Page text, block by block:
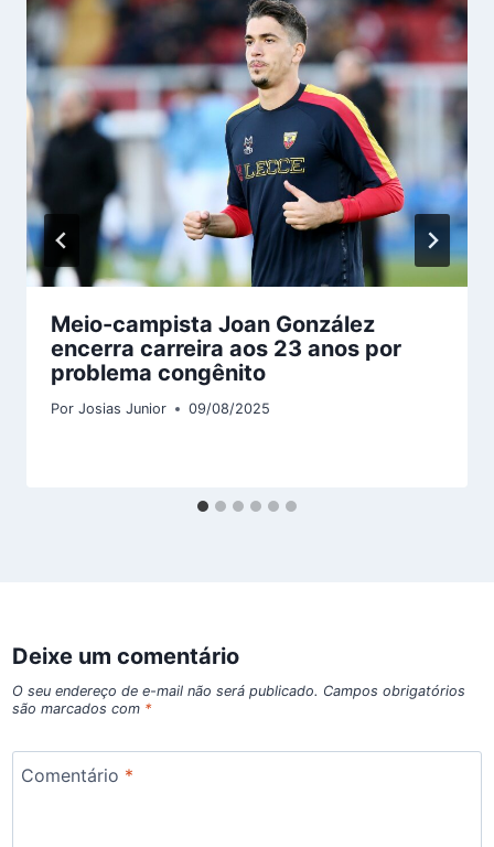
Meio-campista Joan González
encerra carreira aos 23 anos por
problema congênito
Por Josias Junior 09/08/2025
Deixe um comentário
O seu endereço de e-mail não será publicado. Campos obrigatórios
são marcados com *
Comentário *